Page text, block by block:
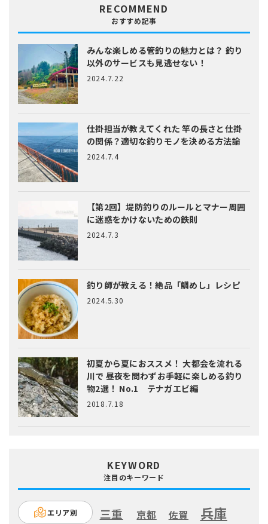
RECOMMEND
おすすめ記事
みんな楽しめる管釣りの魅力とは？ 釣り
以外のサービスも見逃せない！
2024.7.22
仕掛担当が教えてくれた竿の長さと仕掛
の関係？適切な釣りモノを決める方法論
2024.7.4
【第2回】堤防釣りのルールとマナー周囲
に迷惑をかけないための鉄則
2024.7.3
釣り師が教える！絶品「鯛めし」レシピ
2024.5.30
初夏から夏におススメ！ 大都会を流れる
川で 昼夜を問わずお手軽に楽しめる釣り
物2選！ No.1 テナガエビ編
2018.7.18
KEYWORD
注目のキーワード
エリア別 三重 京都 佐賀 兵庫